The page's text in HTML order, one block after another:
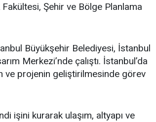
Şehir ve Bölge Planlama
Büyükşehir Belediyesi, İstanbul
Merkezi’nde çalıştı. İstanbul’da
ve projenin geliştirilmesinde görev
işini kurarak ulaşım, altyapı ve